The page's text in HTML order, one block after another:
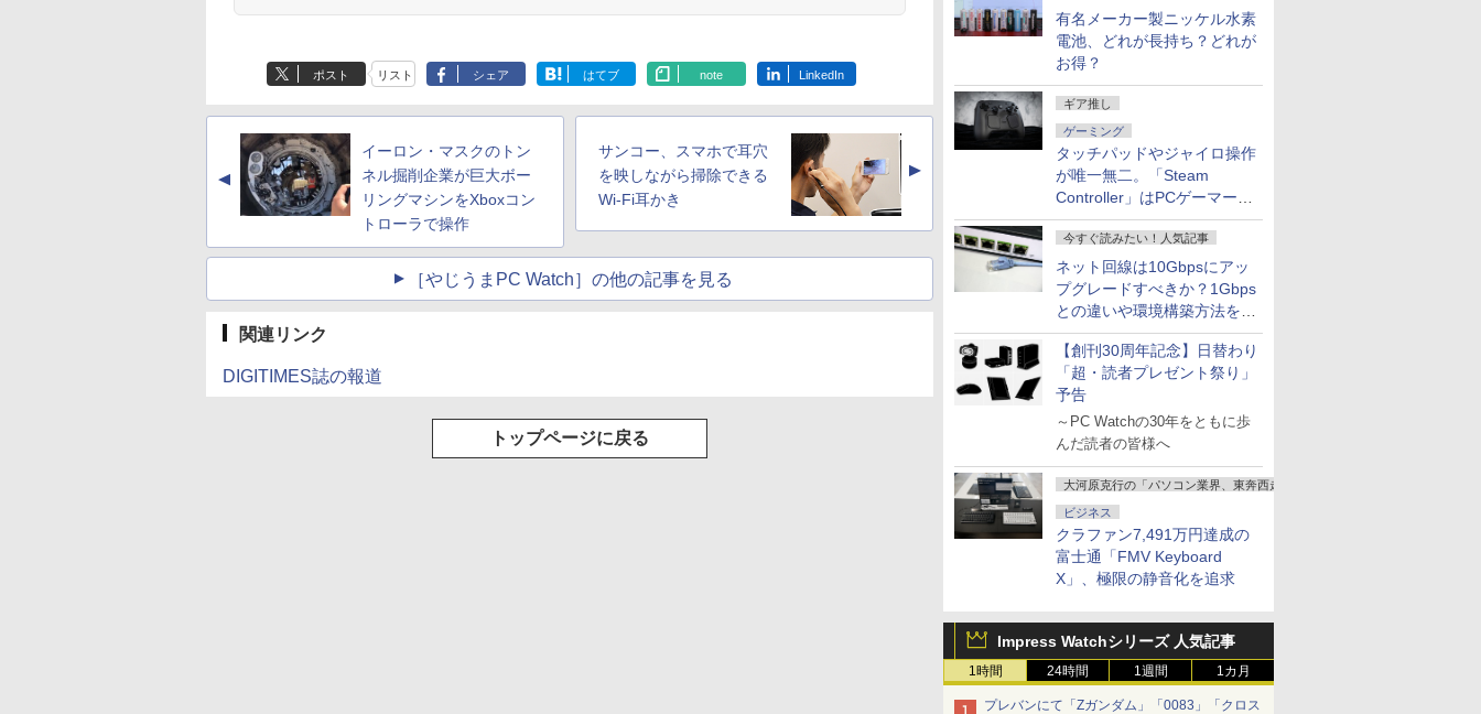
有名メーカー製ニッケル水素
電池、どれが長持ち？どれが
お得？
ギア推し
ゲーミング
タッチパッドやジャイロ操作
が唯一無二。「Steam
Controller」はPCゲーマーの
最適解だ
今すぐ読みたい！人気記事
ネット回線は10Gbpsにアッ
プグレードすべきか？1Gbps
との違いや環境構築方法を解
説
【創刊30周年記念】日替わり
「超・読者プレゼント祭り」
予告
～PC Watchの30年をともに歩
んだ読者の皆様へ
大河原克行の「パソコン業界、東奔西走」
ビジネス
クラファン7,491万円達成の
富士通「FMV Keyboard
X」、極限の静音化を追求
Impress Watchシリーズ 人気記事
1時間 24時間 1週間 1カ月
プレバンにて「Zガンダム」「0083」「クロス
ポスト リスト シェア はてブ note LinkedIn
▲
イーロン・マスクのトン
ネル掘削企業が巨大ボー
リングマシンをXboxコン
トローラで操作
サンコー、スマホで耳穴
を映しながら掃除できる
Wi-Fi耳かき
▲
［やじうまPC Watch］の他の記事を見る
関連リンク
DIGITIMES誌の報道
トップページに戻る